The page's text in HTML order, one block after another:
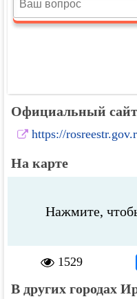
Официальный сайт
https://
На карте
Нажмите,
1529
В других городах